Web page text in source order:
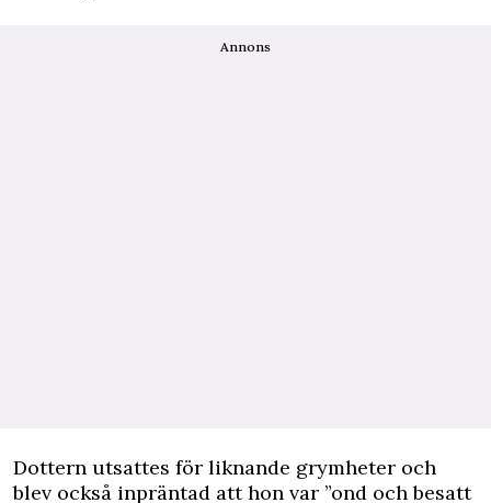
Annons
Dottern utsattes för liknande grymheter och
blev också inpräntad att hon var ”ond och besatt